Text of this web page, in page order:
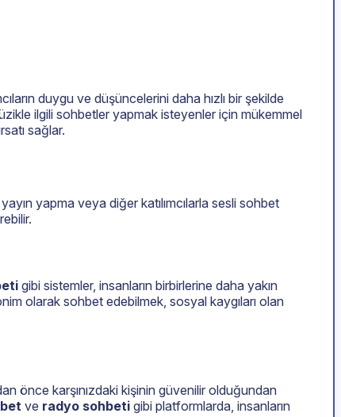
duygu ve düşüncelerini daha hızlı bir şekilde
ilgili sohbetler yapmak isteyenler için mükemmel
sağlar.
yapma veya diğer katılımcılarla sesli sohbet
gibi sistemler, insanların birbirlerine daha yakın
olarak sohbet edebilmek, sosyal kaygıları olan
önce karşınızdaki kişinin güvenilir olduğundan
ve radyo sohbeti gibi platformlarda, insanların